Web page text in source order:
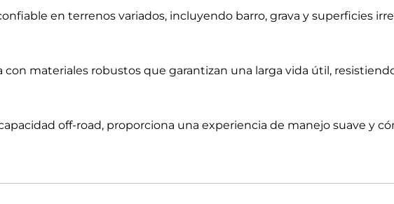
en terrenos variados, incluyendo barro, grava y superficies
con materiales robustos que garantizan una larga vida útil,
off-road, proporciona una experiencia de manejo suave y